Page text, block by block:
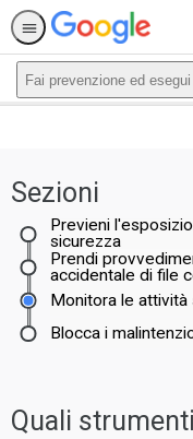
Fai prevenzione ed
Sezioni
Previeni
sicurezza
Monitora le
Prendi
accidentale di file
Blocca i
Quali